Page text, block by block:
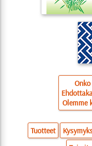
Olemme
Tuotteet